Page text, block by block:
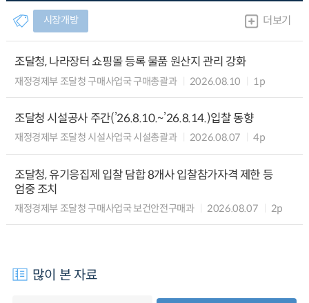
시장개방 더보기
조달청, 나라장터 쇼핑몰 등록 물품 원산지 관리 강화
재정경제부 조달청 구매사업국 구매총괄과 2026.08.10 1p
조달청 시설공사 주간(’26.8.10.~’26.8.14.)입찰 동향
재정경제부 조달청 시설사업국 시설총괄과 2026.08.07 4p
조달청, 유기응집제 입찰 담합 8개사 입찰참가자격 제한 등
엄중 조치
재정경제부 조달청 구매사업국 보건안전구매과 2026.08.07 2p
많이 본 자료